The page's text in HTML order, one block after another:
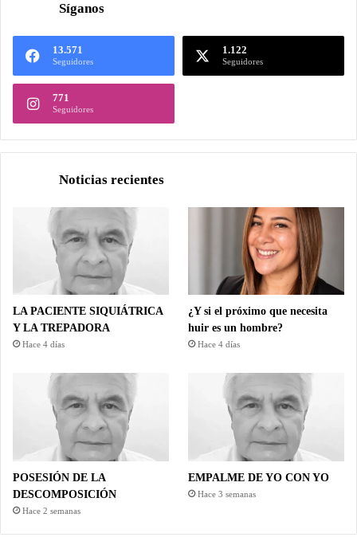
Síganos
13.571
Seguidores
1.122
Seguidores
771
Seguidores
Noticias recientes
LA PACIENTE SIQUIÁTRICA
Y LA TREPADORA
Hace 4 días
¿Y si el próximo que necesita
huir es un hombre?
Hace 4 días
POSESIÓN DE LA
DESCOMPOSICIÓN
Hace 2 semanas
EMPALME DE YO CON YO
Hace 3 semanas